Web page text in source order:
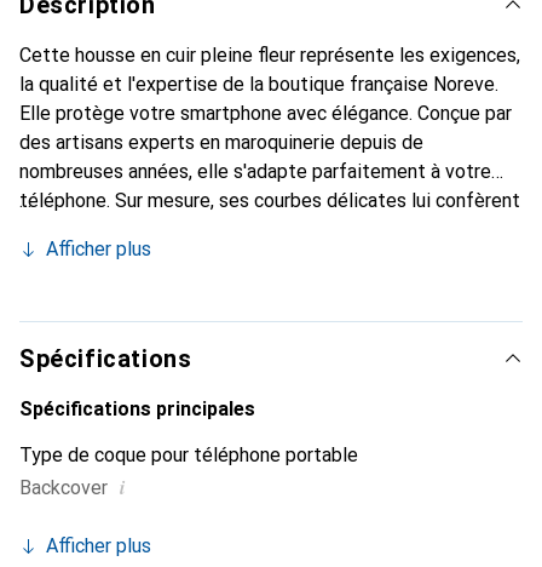
Cette housse en cuir pleine fleur représente les exigences,
la qualité et l'expertise de la boutique française Noreve.
Elle protège votre smartphone avec élégance. Conçue par
des artisans experts en maroquinerie depuis de
nombreuses années, elle s'adapte parfaitement à votre
téléphone. Sur mesure, ses courbes délicates lui confèrent
chic et indispensable pour votre smartphone. Reconnaître
marque Noreve est un choix sûr pour une clientèle
exigeante.
Afficher plus
Spécifications
Spécifications principales
Type de coque pour téléphone portable
Backcover i
Afficher plus